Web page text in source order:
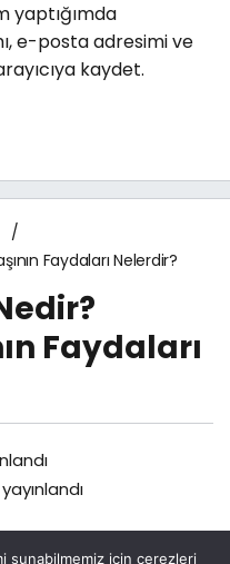
yaptığımda
e-posta adresimi ve
kaydet.
Faydaları Nelerdir?
Faydaları
yayınlandı
sunabilmemiz için çerezleri